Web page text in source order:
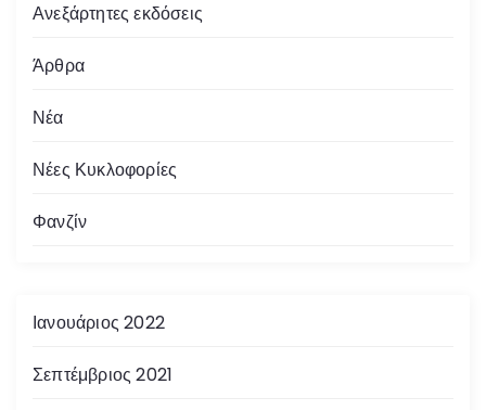
Ανεξάρτητες εκδόσεις
Άρθρα
Νέα
Νέες Κυκλοφορίες
Φανζίν
Ιανουάριος 2022
Σεπτέμβριος 2021